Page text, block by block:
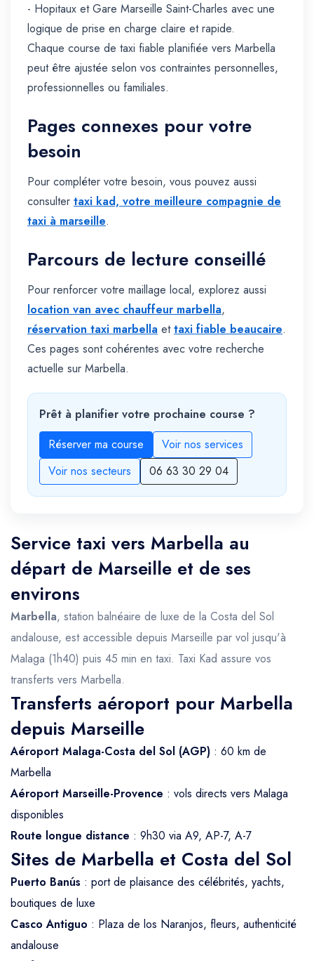
- Hopitaux et Gare Marseille Saint-Charles avec une
logique de prise en charge claire et rapide.
Chaque course de taxi fiable planifiée vers Marbella
peut être ajustée selon vos contraintes personnelles,
professionnelles ou familiales.
Pages connexes pour votre
besoin
Pour compléter votre besoin, vous pouvez aussi
consulter taxi kad, votre meilleure compagnie de
taxi à marseille.
Parcours de lecture conseillé
Pour renforcer votre maillage local, explorez aussi
location van avec chauffeur marbella,
réservation taxi marbella ettaxi fiable beaucaire.
Ces pages sont cohérentes avec votre recherche
actuelle sur Marbella.
Prêt à planifier votre prochaine course ?
Réserver ma course
Voir nos services
Voir nos secteurs
06 63 30 29 04
Service taxi vers Marbella au
départ de Marseille et de ses
environs
Marbella, station balnéaire de luxe de la Costa del Sol
andalouse, est accessible depuis Marseille par vol jusqu'à
Malaga (1h40) puis 45 min en taxi. Taxi Kad assure vos
transferts vers Marbella.
Transferts aéroport pour Marbella
depuis Marseille
Aéroport Malaga-Costa del Sol (AGP) : 60 km de
Marbella
Aéroport Marseille-Provence : vols directs vers Malaga
disponibles
Route longue distance : 9h30 via A9, AP-7, A-7
Sites de Marbella et Costa del Sol
Puerto Banús : port de plaisance des célébrités, yachts,
boutiques de luxe
Casco Antiguo : Plaza de los Naranjos, fleurs, authenticité
andalouse